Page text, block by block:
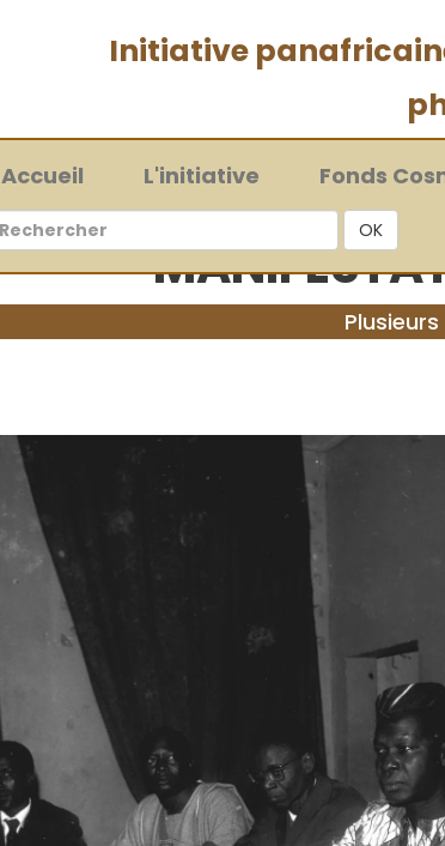
Initiative
Accueil(current)L'initiative Fonds
OK